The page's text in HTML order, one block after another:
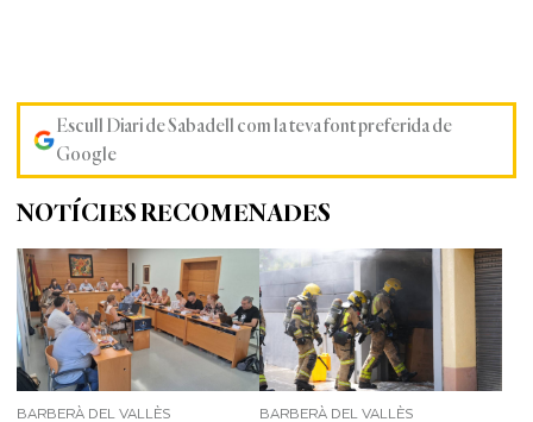
Escull Diari de Sabadell com la teva font preferida de
Google
NOTÍCIES RECOMENADES
BARBERÀ DEL VALLÈS BARBERÀ DEL VALLÈS